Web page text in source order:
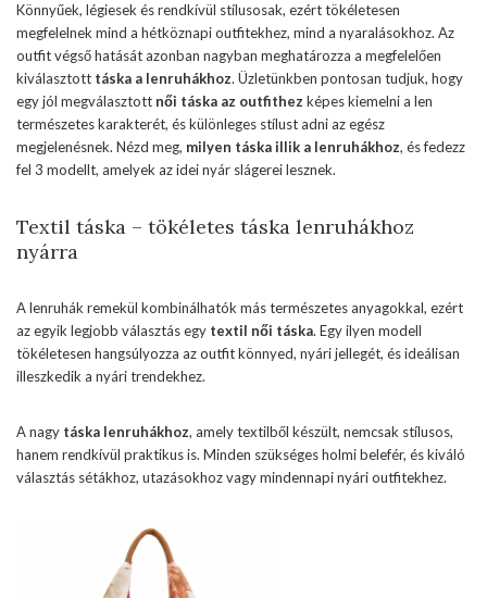
Könnyűek, légiesek és rendkívül stílusosak, ezért tökéletesen
megfelelnek mind a hétköznapi outfitekhez, mind a nyaralásokhoz. Az
outfit végső hatását azonban nagyban meghatározza a megfelelően
kiválasztott táska a lenruhákhoz. Üzletünkben pontosan tudjuk, hogy
egy jól megválasztott női táska az outfithez képes kiemelni a len
természetes karakterét, és különleges stílust adni az egész
megjelenésnek. Nézd meg, milyen táska illik a lenruhákhoz, és fedezz
fel 3 modellt, amelyek az idei nyár slágerei lesznek.
Textil táska – tökéletes táska lenruhákhoz
nyárra
A lenruhák remekül kombinálhatók más természetes anyagokkal, ezért
az egyik legjobb választás egy textil női táska. Egy ilyen modell
tökéletesen hangsúlyozza az outfit könnyed, nyári jellegét, és ideálisan
illeszkedik a nyári trendekhez.
A nagy táska lenruhákhoz, amely textilből készült, nemcsak stílusos,
hanem rendkívül praktikus is. Minden szükséges holmi belefér, és kiváló
választás sétákhoz, utazásokhoz vagy mindennapi nyári outfitekhez.